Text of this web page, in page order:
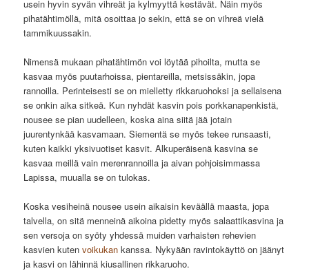
usein hyvin syvän vihreät ja kylmyyttä kestävät. Näin myös
pihatähtimöllä, mitä osoittaa jo sekin, että se on vihreä vielä
tammikuussakin.
Nimensä mukaan pihatähtimön voi löytää pihoilta, mutta se
kasvaa myös puutarhoissa, pientareilla, metsissäkin, jopa
rannoilla. Perinteisesti se on mielletty rikkaruohoksi ja sellaisena
se onkin aika sitkeä. Kun nyhdät kasvin pois porkkanapenkistä,
nousee se pian uudelleen, koska aina siitä jää jotain
juurentynkää kasvamaan. Siementä se myös tekee runsaasti,
kuten kaikki yksivuotiset kasvit. Alkuperäisenä kasvina se
kasvaa meillä vain merenrannoilla ja aivan pohjoisimmassa
Lapissa, muualla se on tulokas.
Koska vesiheinä nousee usein aikaisin keväällä maasta, jopa
talvella, on sitä menneinä aikoina pidetty myös salaattikasvina ja
sen versoja on syöty yhdessä muiden varhaisten rehevien
kasvien kutenvoikukan kanssa. Nykyään ravintokäyttö on jäänyt
ja kasvi on lähinnä kiusallinen rikkaruoho.